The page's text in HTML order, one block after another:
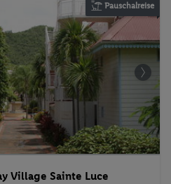
Pauschalreise
Village Sainte Luce